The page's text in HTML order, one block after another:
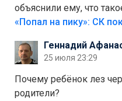
объяснили ему, что
Лезть через такой
свою судьбу.
Геннадий
25 июля 23:29
Почему ребёнок лез
родители?